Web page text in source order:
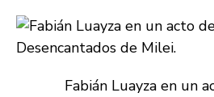
Fabián Luayza en un